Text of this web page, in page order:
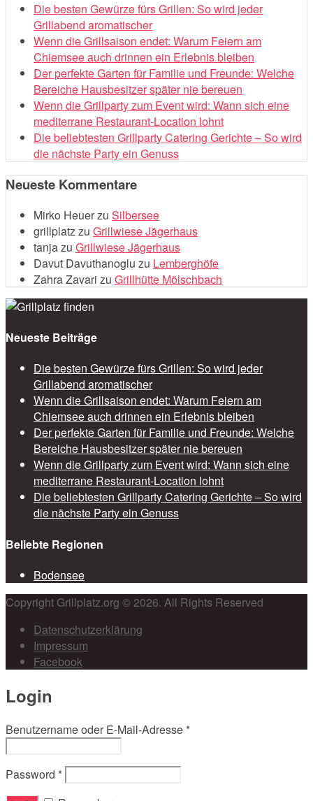
Die besten Gewürze fürs Grillen: So wird jeder
Grillabend aromatischer
Wenn die Grillsaison endet: Warum Feiern am
Chiemsee auch drinnen ein Erlebnis bleiben
Der perfekte Garten für Familie und Freunde: Welche
Bereiche Hausbesitzer später nie bereuen
Wenn die Grillparty zum Event wird: Wann sich eine
mediterrane Restaurant-Location lohnt
Die beliebtesten Grillparty Catering Gerichte – So wird
die nächste Party ein Genuss
Neueste Kommentare
Mirko Heuerzu Silbersee
grillplatzzu Grillwiese Jägerhaus
tanjazu Grillwiese Jägerhaus
Davut Davuthanoglu zu Lemberghöfe
Zahra Zavari zu Grillhütte Mölschbach
Neueste Beiträge
Die besten Gewürze fürs Grillen: So wird jeder
Grillabend aromatischer
Wenn die Grillsaison endet: Warum Feiern am
Chiemsee auch drinnen ein Erlebnis bleiben
Der perfekte Garten für Familie und Freunde: Welche
Bereiche Hausbesitzer später nie bereuen
Wenn die Grillparty zum Event wird: Wann sich eine
mediterrane Restaurant-Location lohnt
Die beliebtesten Grillparty Catering Gerichte – So wird
die nächste Party ein Genuss
Beliebte Regionen
Bodensee
Copyright Grillplatz.org © 2026. All Rights Reserved
Datenschutzerklärung
Impressum
Facebook
Login
Benutzername oder E-Mail-Adresse *
Password *